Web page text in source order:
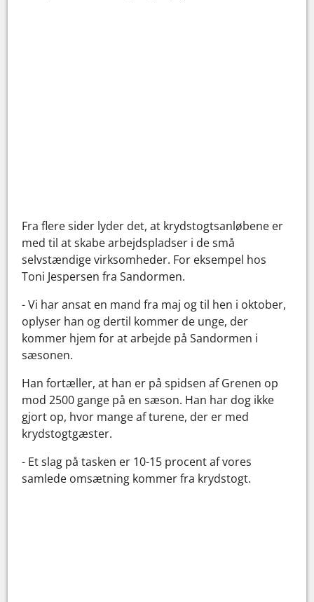
Fra flere sider lyder det, at krydstogtsanløbene er
med til at skabe arbejdspladser i de små
selvstændige virksomheder. For eksempel hos
Toni Jespersen fra Sandormen.
- Vi har ansat en mand fra maj og til hen i oktober,
oplyser han og dertil kommer de unge, der
kommer hjem for at arbejde på Sandormen i
sæsonen.
Han fortæller, at han er på spidsen af Grenen op
mod 2500 gange på en sæson. Han har dog ikke
gjort op, hvor mange af turene, der er med
krydstogtgæster.
- Et slag på tasken er 10-15 procent af vores
samlede omsætning kommer fra krydstogt.